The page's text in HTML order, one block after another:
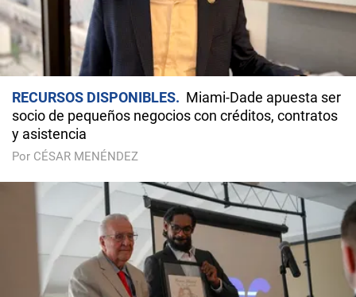
RECURSOS DISPONIBLES
Miami-Dade apuesta ser
socio de pequeños negocios con créditos, contratos
y asistencia
Por CÉSAR MENÉNDEZ